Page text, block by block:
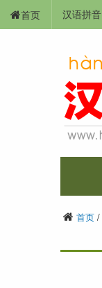
首页 汉语拼音
首页 /